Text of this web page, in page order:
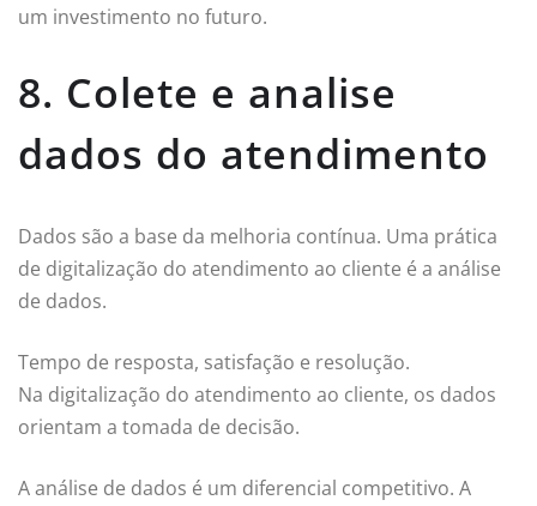
um investimento no futuro.
8. Colete e analise
dados do atendimento
Dados são a base da melhoria contínua. Uma prática
de digitalização do atendimento ao cliente é a análise
de dados.
Tempo de resposta, satisfação e resolução.
Na digitalização do atendimento ao cliente, os dados
orientam a tomada de decisão.
A análise de dados é um diferencial competitivo. A